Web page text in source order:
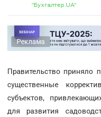
"Бухгалтер.UA"
Реклама
Правительство приняло
существенные
субъектов,
для развития